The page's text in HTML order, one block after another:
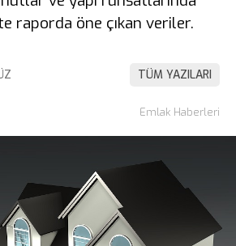
raporda öne çıkan veriler.
TÜM YAZILARI
Emlak Haberleri